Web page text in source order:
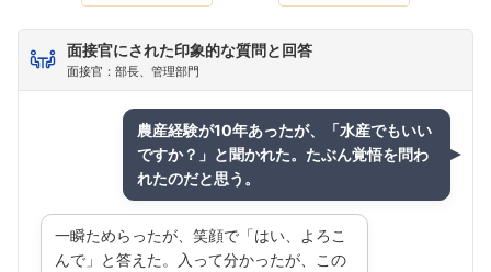
面接官にされた印象的な質問と回答
面接官：部長、管理部門
農産経験が10年あったが、「水産でもいい
ですか？」と聞かれた。たぶん覚悟を問わ
れたのだと思う。
一瞬ためらったが、笑顔で「はい、よろこ
んで」と答えた。入って分かったが、この